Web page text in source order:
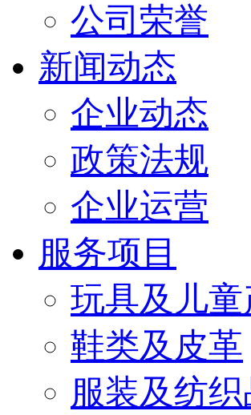
公司荣誉
新闻动态
企业动态
政策法规
企业运营
服务项目
玩具及儿童
鞋类及皮革
服装及纺织